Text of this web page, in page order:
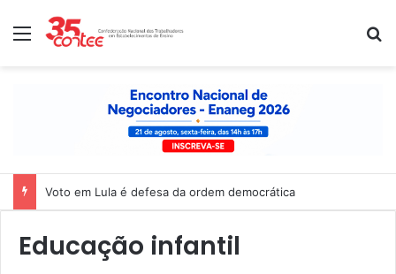
Menu
Voto em Lula é defesa da ordem democrática
Educação infantil